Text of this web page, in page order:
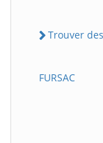
Trouver
FURSAC